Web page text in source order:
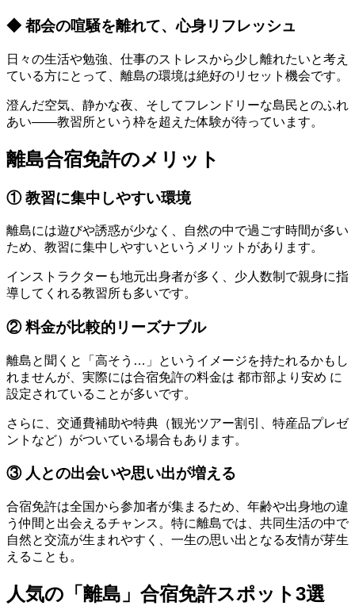
◆ 都会の喧騒を離れて、心身リフレッシュ
日々の生活や勉強、仕事のストレスから少し離れたいと考え
ている方にとって、離島の環境は絶好のリセット機会です。
澄んだ空気、静かな夜、そしてフレンドリーな島民とのふれ
あい——教習所という枠を超えた体験が待っています。
離島合宿免許のメリット
① 教習に集中しやすい環境
離島には遊びや誘惑が少なく、自然の中で過ごす時間が多い
ため、教習に集中しやすいというメリットがあります。
インストラクターも地元出身者が多く、少人数制で親身に指
導してくれる教習所も多いです。
② 料金が比較的リーズナブル
離島と聞くと「高そう…」というイメージを持たれるかもし
れませんが、実際には合宿免許の料金は 都市部より安め に
設定されていることが多いです。
さらに、交通費補助や特典（観光ツアー割引、特産品プレゼ
ントなど）がついている場合もあります。
③ 人との出会いや思い出が増える
合宿免許は全国から参加者が集まるため、年齢や出身地の違
う仲間と出会えるチャンス。特に離島では、共同生活の中で
自然と交流が生まれやすく、一生の思い出となる友情が芽生
えることも。
人気の「離島」合宿免許スポット3選